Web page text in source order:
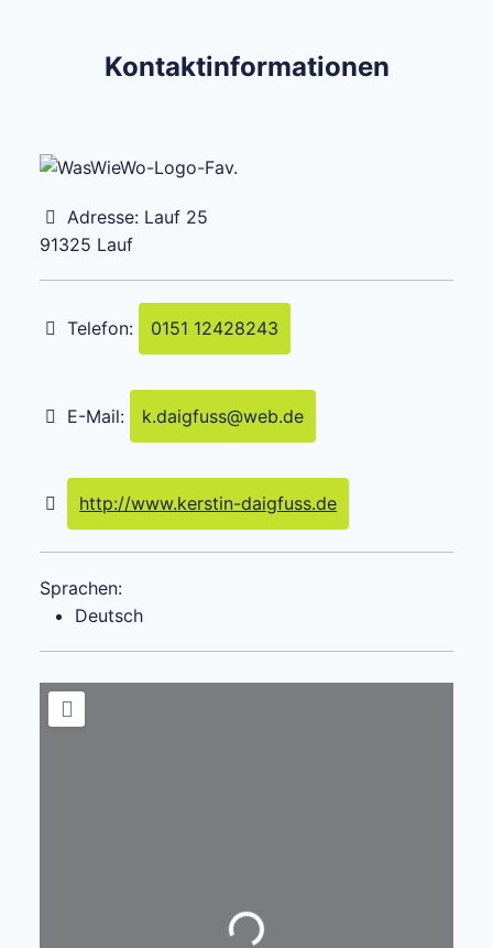
Kontaktinformationen
Adresse: Lauf 25
91325 Lauf
Telefon: 0151 12428243
E-Mail: k.daigfuss@web.de
http://www.kerstin-daigfuss.de
Sprachen:
Deutsch
Wird geladen …